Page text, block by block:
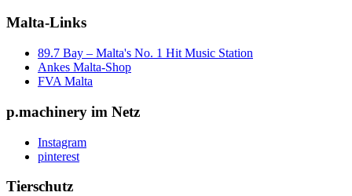
Malta-Links
89.7 Bay – Malta's No. 1 Hit Music Station
Ankes Malta-Shop
FVA Malta
p.machinery im Netz
Instagram
pinterest
Tierschutz